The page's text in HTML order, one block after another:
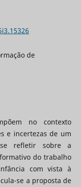
de
no contexto
e incertezas de um
refletir sobre a
do trabalho
com vista à
se a proposta de